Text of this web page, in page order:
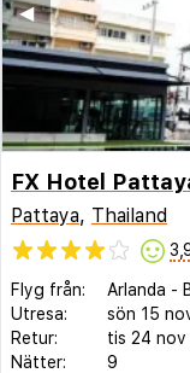
◀︎
FX Hotel
Pattaya, Thailand
Flyg från: Arlanda -
Utresa:
sön 15
Retur:
tis 24 nov
Nätter:
9